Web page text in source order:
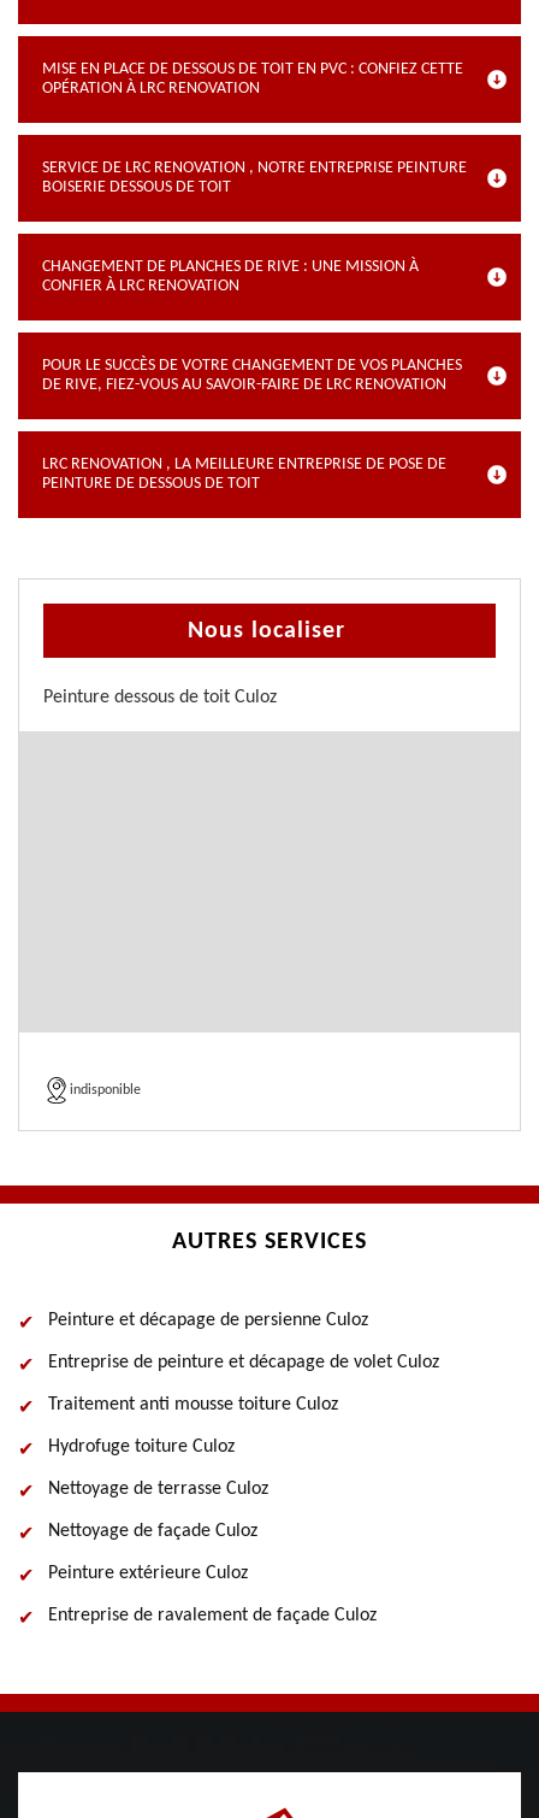
MISE EN PLACE DE DESSOUS DE TOIT EN PVC : CONFIEZ CETTE
OPÉRATION À LRC RENOVATION
SERVICE DE LRC RENOVATION , NOTRE ENTREPRISE PEINTURE
BOISERIE DESSOUS DE TOIT
CHANGEMENT DE PLANCHES DE RIVE : UNE MISSION À
CONFIER À LRC RENOVATION
POUR LE SUCCÈS DE VOTRE CHANGEMENT DE VOS PLANCHES
DE RIVE, FIEZ-VOUS AU SAVOIR-FAIRE DE LRC RENOVATION
LRC RENOVATION , LA MEILLEURE ENTREPRISE DE POSE DE
PEINTURE DE DESSOUS DE TOIT
Nous localiser
Peinture dessous de toit Culoz
indisponible
AUTRES SERVICES
Peinture et décapage de persienne Culoz
Entreprise de peinture et décapage de volet Culoz
Traitement anti mousse toiture Culoz
Hydrofuge toiture Culoz
Nettoyage de terrasse Culoz
Nettoyage de façade Culoz
Peinture extérieure Culoz
Entreprise de ravalement de façade Culoz